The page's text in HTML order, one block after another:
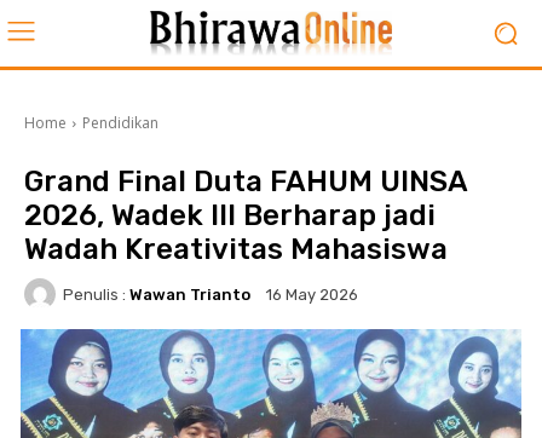
Home Pendidikan
Grand Final Duta FAHUM UINSA
2026, Wadek III Berharap jadi
Wadah Kreativitas Mahasiswa
Penulis : Wawan Trianto 16 May 2026